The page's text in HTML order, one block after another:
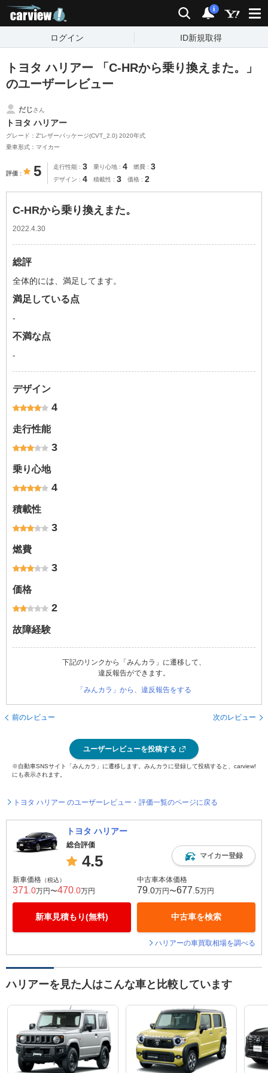
検索 通知
i
ログイン ID新規取得
トヨタ ハリアー 「C-HRから乗り換えまた。」
のユーザーレビュー
だじさん
トヨタ ハリアー
グレード：Z“レザーパッケージ(CVT_2.0) 2020年式
乗車形式：マイカー
評価 5 走行性能 3 乗り心地 4 燃費 3
デザイン 4 積載性 3 価格 2
C-HRから乗り換えまた。
2022.4.30
総評
全体的には、満足してます。
満足している点
-
不満な点
-
デザイン
4
走行性能
3
乗り心地
4
積載性
3
燃費
3
価格
2
故障経験
下記のリンクから「みんカラ」に遷移して、
違反報告ができます。
「みんカラ」から、違反報告をする
前のレビュー 次のレビュー
ユーザーレビューを投稿する
※自動車SNSサイト「みんカラ」に遷移します。みんカラに登録して投稿すると、carview!
にも表示されます。
トヨタ ハリアー のユーザーレビュー・評価一覧のページに戻る
トヨタ ハリアー
総合評価
4.5 マイカー登録
新車価格 （税込）
371 .0万円〜470 .0万円
新車見積もり(無料)
中古車本体価格
79 .0万円〜677 .5万円
中古車を検索
ハリアーの車買取相場を調べる
ハリアーを見た人はこんな車と比較しています